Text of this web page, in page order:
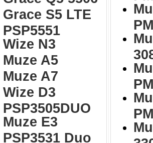
Grace S5 LTE
PSP5551
Wize N3
Muze A5
Muze A7
Wize D3
PSP3505DUO
Muze E3
PSP3531 Duo